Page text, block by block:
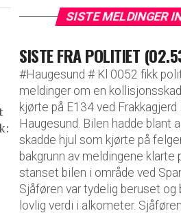
SISTE MELDINGER
SISTE FRA POLITIET
#Haugesund # Kl 0052 fikk
meldinger om en
kjørte på E134 ved Frakkagjerd
Haugesund. Bilen hadde blant
skadde hjul som kjørte på
bakgrunn av meldingene klarte
stanset bilen i område ved
Sjåføren var tydelig beruset og
lovlig verdi i alkometer.